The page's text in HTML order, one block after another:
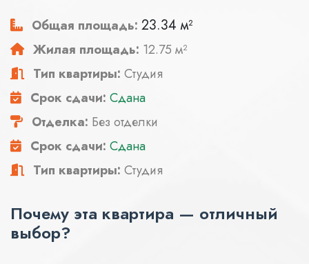
Общая площадь: 23.34 м²
Жилая площадь: 12.75 м²
Тип квартиры: Студия
Срок сдачи: Сдана
Отделка: Без отделки
Срок сдачи: Сдана
Тип квартиры: Студия
Почему эта квартира — отличный
выбор?